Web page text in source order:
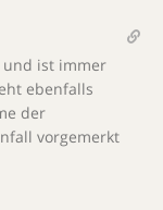
ist immer
ebenfalls
der
vorgemerkt